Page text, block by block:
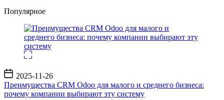
Популярное
Дата
записи
2025-11-26
Преимущества CRM Odoo для малого и среднего бизнеса:
почему компании выбирают эту систему